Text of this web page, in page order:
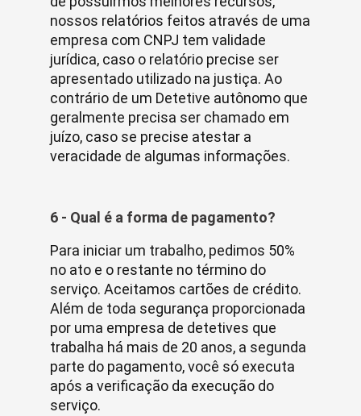
nossos relatórios feitos através de uma
empresa com CNPJ tem validade
jurídica, caso o relatório precise ser
apresentado utilizado na justiça. Ao
contrário de um Detetive autônomo que
geralmente precisa ser chamado em
juízo, caso se precise atestar a
veracidade de algumas informações.
6 - Qual é a forma de pagamento?
Para iniciar um trabalho, pedimos 50%
no ato e o restante no término do
serviço. Aceitamos cartões de crédito.
Além de toda segurança proporcionada
por uma empresa de detetives que
trabalha há mais de 20 anos, a segunda
parte do pagamento, você só executa
após a verificação da execução do
serviço.